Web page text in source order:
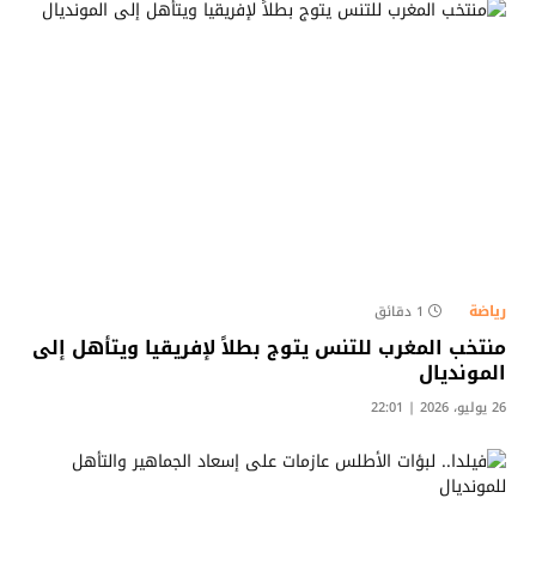
رياضة 1 دقائق
منتخب المغرب للتنس يتوج بطلاً لإفريقيا ويتأهل إلى
المونديال
26 يوليو، 2026 | 22:01